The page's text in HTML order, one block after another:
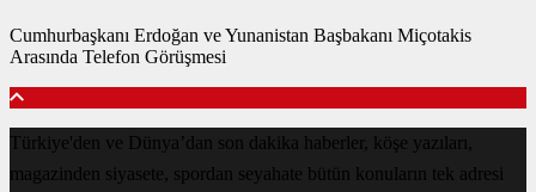
Cumhurbaşkanı Erdoğan ve Yunanistan Başbakanı Miçotakis
Arasında Telefon Görüşmesi
Türkiye'den ve Dünya’dan son dakika haberler, köşe yazıları,
magazinden siyasete, spordan seyahate bütün konuların tek adresi